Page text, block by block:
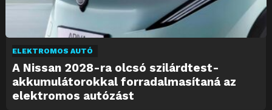
ELEKTROMOS AUTÓ
A Nissan 2028-ra olcsó szilárdtest-
akkumulátorokkal forradalmasítaná az
elektromos autózást